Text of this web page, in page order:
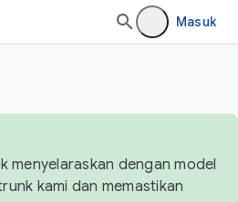
Masuk
menyelaraskan dengan model
kami dan memastikan